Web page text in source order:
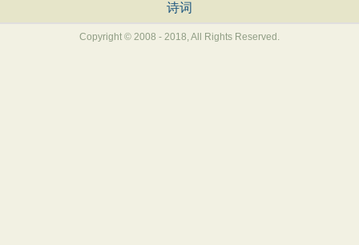
诗词
Copyright © 2008 - 2018, All Rights Reserved.